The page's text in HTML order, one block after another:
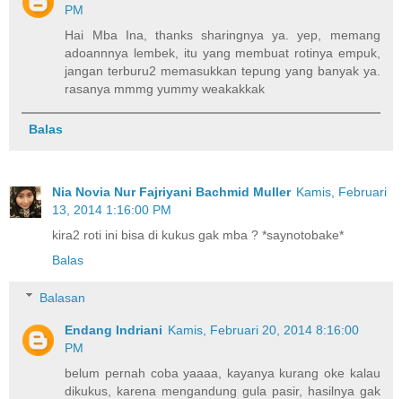
PM
Hai Mba Ina, thanks sharingnya ya. yep, memang
adoannnya lembek, itu yang membuat rotinya empuk,
jangan terburu2 memasukkan tepung yang banyak ya.
rasanya mmmg yummy weakakkak
Balas
Nia Novia Nur Fajriyani Bachmid Muller Kamis, Februari
13, 2014 1:16:00 PM
kira2 roti ini bisa di kukus gak mba ? *saynotobake*
Balas
Balasan
Endang Indriani Kamis, Februari 20, 2014 8:16:00
PM
belum pernah coba yaaaa, kayanya kurang oke kalau
dikukus, karena mengandung gula pasir, hasilnya gak